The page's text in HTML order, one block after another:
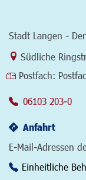
Stadt Langen -
Link zur
Südliche
Postfach:
06103 203-0
Anfahrt
E-Mail-Adressen
Einheitliche